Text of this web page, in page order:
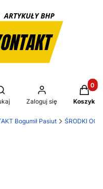
Otwórz wyszukiwarkę
Zaloguj się Koszyk
Bogumił Pasiut ŚRODKI